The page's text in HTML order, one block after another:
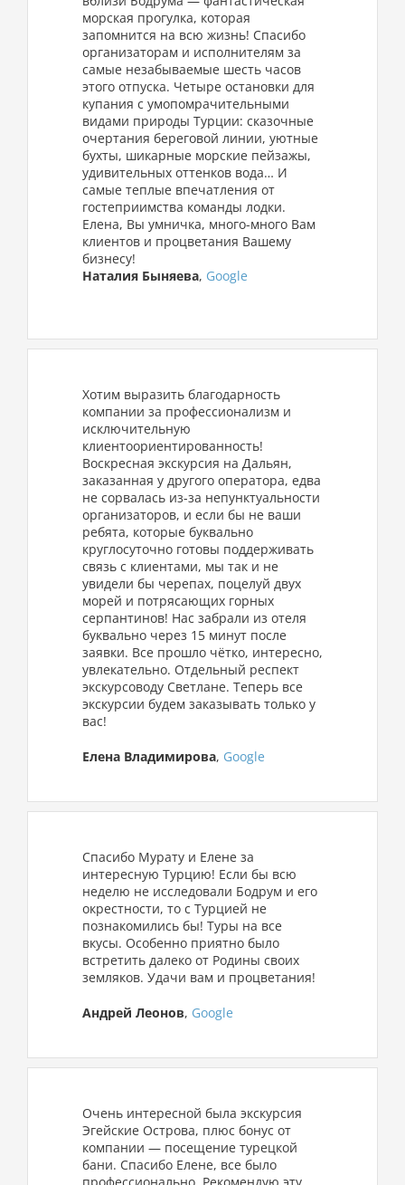
морская прогулка, которая
запомнится на всю жизнь! Спасибо
организаторам и исполнителям за
самые незабываемые шесть часов
этого отпуска. Четыре остановки для
купания с умопомрачительными
видами природы Турции: сказочные
очертания береговой линии, уютные
бухты, шикарные морские пейзажы,
удивительных оттенков вода… И
самые теплые впечатления от
гостеприимства команды лодки.
Елена, Вы умничка, много-много Вам
клиентов и процветания Вашему
бизнесу!
Наталия Быняева, Google
Хотим выразить благодарность
компании за профессионализм и
исключительную
клиентоориентированность!
Воскресная экскурсия на Дальян,
заказанная у другого оператора, едва
не сорвалась из-за непунктуальности
организаторов, и если бы не ваши
ребята, которые буквально
круглосуточно готовы поддерживать
связь с клиентами, мы так и не
увидели бы черепах, поцелуй двух
морей и потрясающих горных
серпантинов! Нас забрали из отеля
буквально через 15 минут после
заявки. Все прошло чётко, интересно,
увлекательно. Отдельный респект
экскурсоводу Светлане. Теперь все
экскурсии будем заказывать только у
вас!
Елена Владимирова, Google
Спасибо Мурату и Елене за
интересную Турцию! Если бы всю
неделю не исследовали Бодрум и его
окрестности, то с Турцией не
познакомились бы! Туры на все
вкусы. Особенно приятно было
встретить далеко от Родины своих
земляков. Удачи вам и процветания!
Андрей Леонов, Google
Очень интересной была экскурсия
Эгейские Острова, плюс бонус от
компании — посещение турецкой
бани. Спасибо Елене, все было
профессионально. Рекомендую эту